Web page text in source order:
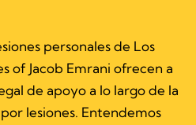
personales de Los
of Jacob Emrani ofrecen a
de apoyo a lo largo de la
lesiones. Entendemos